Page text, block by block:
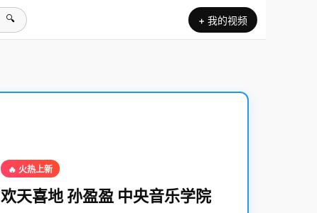
🔍 + 我的视频
🔥 火热上新
欢天喜地 孙盈盈 中央音乐学院